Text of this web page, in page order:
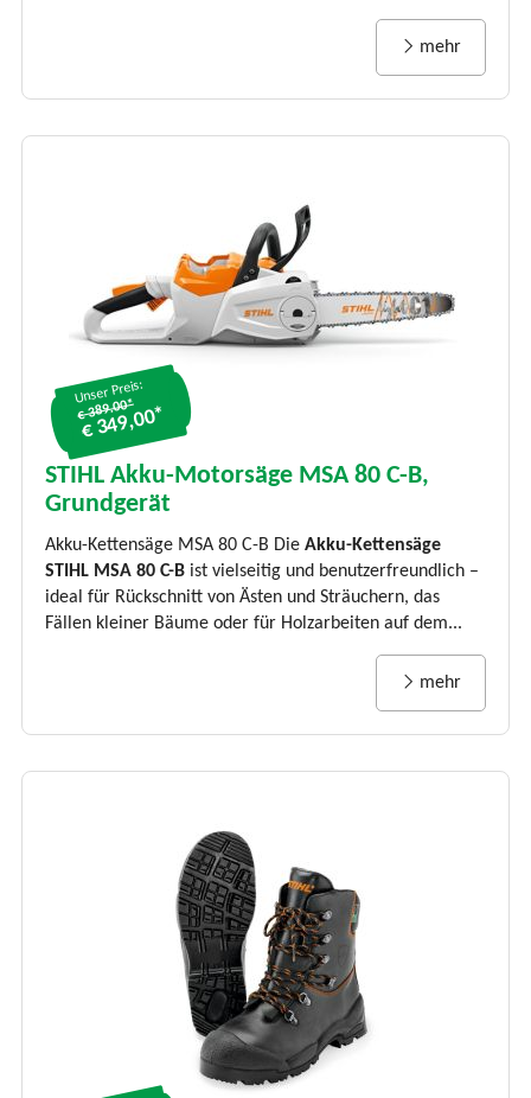
mehr
Unser Preis:
€ 389.00*
€ 349,00*
STIHL Akku-Motorsäge MSA 80 C-B,
Grundgerät
Akku-Kettensäge MSA 80 C-B Die Akku-Kettensäge
STIHL MSA 80 C-B ist vielseitig und benutzerfreundlich –
ideal für Rückschnitt von Ästen und Sträuchern, das
Fällen kleiner Bäume oder für Holzarbeiten auf dem...
mehr